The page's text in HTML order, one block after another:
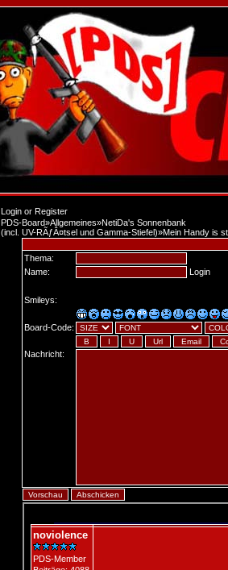
Login or Register
PDS-Board»Allgemeines»NetiDa's Sonnenbank
(incl. UV-RÃƒÂ¤tsel und Gamma-Stiefel)»Mein Handy is
Thema:
Name:
Login
Smileys:
Board-Code:
Nachricht: